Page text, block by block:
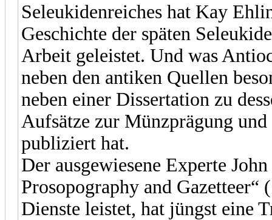
Seleukidenreiches hat Kay
Geschichte der späten
Arbeit geleistet. Und was
neben den antiken Quellen
neben einer Dissertation zu
Aufsätze zur Münzprägung
publiziert hat.
Der ausgewiesene Experte
Prosopography and
Dienste leistet, hat jüngst eine